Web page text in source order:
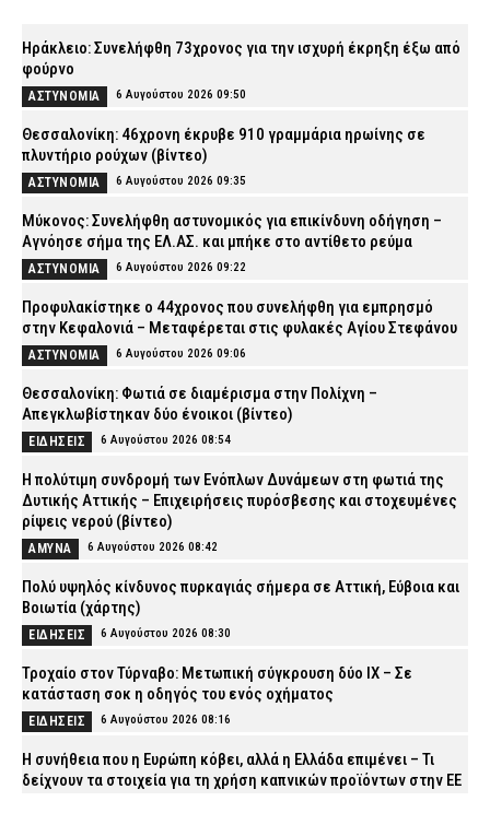
Ηράκλειο: Συνελήφθη 73χρονος για την ισχυρή έκρηξη έξω από
φούρνο
ΑΣΤΥΝΟΜΙΑ 6 Αυγούστου 2026 09:50
Θεσσαλονίκη: 46χρονη έκρυβε 910 γραμμάρια ηρωίνης σε
πλυντήριο ρούχων (βίντεο)
ΑΣΤΥΝΟΜΙΑ 6 Αυγούστου 2026 09:35
Μύκονος: Συνελήφθη αστυνομικός για επικίνδυνη οδήγηση –
Αγνόησε σήμα της ΕΛ.ΑΣ. και μπήκε στο αντίθετο ρεύμα
ΑΣΤΥΝΟΜΙΑ 6 Αυγούστου 2026 09:22
Προφυλακίστηκε ο 44χρονος που συνελήφθη για εμπρησμό
στην Κεφαλονιά – Μεταφέρεται στις φυλακές Αγίου Στεφάνου
ΑΣΤΥΝΟΜΙΑ 6 Αυγούστου 2026 09:06
Θεσσαλονίκη: Φωτιά σε διαμέρισμα στην Πολίχνη –
Απεγκλωβίστηκαν δύο ένοικοι (βίντεο)
ΕΙΔΗΣΕΙΣ 6 Αυγούστου 2026 08:54
H πολύτιμη συνδρομή των Ενόπλων Δυνάμεων στη φωτιά της
Δυτικής Αττικής – Επιχειρήσεις πυρόσβεσης και στοχευμένες
ρίψεις νερού (βίντεο)
ΑΜΥΝΑ 6 Αυγούστου 2026 08:42
Πολύ υψηλός κίνδυνος πυρκαγιάς σήμερα σε Αττική, Εύβοια και
Βοιωτία (χάρτης)
ΕΙΔΗΣΕΙΣ 6 Αυγούστου 2026 08:30
Τροχαίο στον Τύρναβο: Μετωπική σύγκρουση δύο ΙΧ – Σε
κατάσταση σοκ η οδηγός του ενός οχήματος
ΕΙΔΗΣΕΙΣ 6 Αυγούστου 2026 08:16
Η συνήθεια που η Ευρώπη κόβει, αλλά η Ελλάδα επιμένει – Τι
δείχνουν τα στοιχεία για τη χρήση καπνικών προϊόντων στην ΕΕ